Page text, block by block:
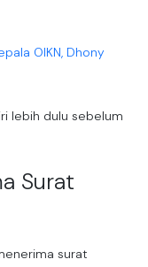
OIKN, Dhony
lebih dulu sebelum
Surat
surat